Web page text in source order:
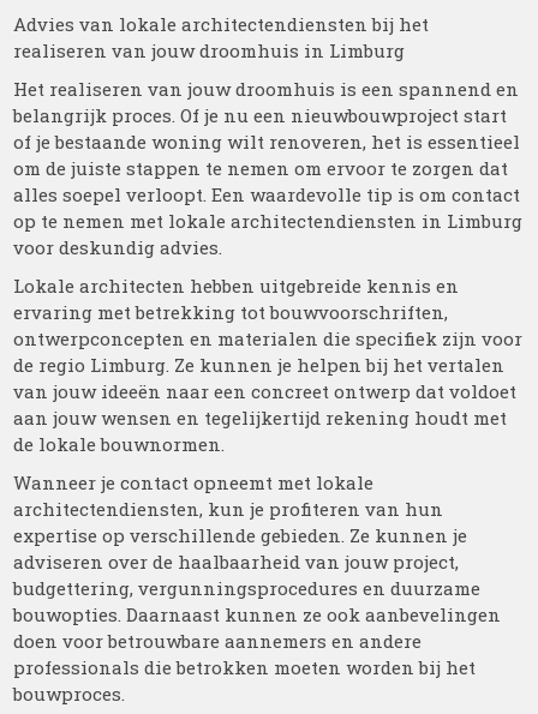
Advies van lokale architectendiensten bij het
realiseren van jouw droomhuis in Limburg
Het realiseren van jouw droomhuis is een spannend en
belangrijk proces. Of je nu een nieuwbouwproject start
of je bestaande woning wilt renoveren, het is essentieel
om de juiste stappen te nemen om ervoor te zorgen dat
alles soepel verloopt. Een waardevolle tip is om contact
op te nemen met lokale architectendiensten in Limburg
voor deskundig advies.
Lokale architecten hebben uitgebreide kennis en
ervaring met betrekking tot bouwvoorschriften,
ontwerpconcepten en materialen die specifiek zijn voor
de regio Limburg. Ze kunnen je helpen bij het vertalen
van jouw ideeën naar een concreet ontwerp dat voldoet
aan jouw wensen en tegelijkertijd rekening houdt met
de lokale bouwnormen.
Wanneer je contact opneemt met lokale
architectendiensten, kun je profiteren van hun
expertise op verschillende gebieden. Ze kunnen je
adviseren over de haalbaarheid van jouw project,
budgettering, vergunningsprocedures en duurzame
bouwopties. Daarnaast kunnen ze ook aanbevelingen
doen voor betrouwbare aannemers en andere
professionals die betrokken moeten worden bij het
bouwproces.